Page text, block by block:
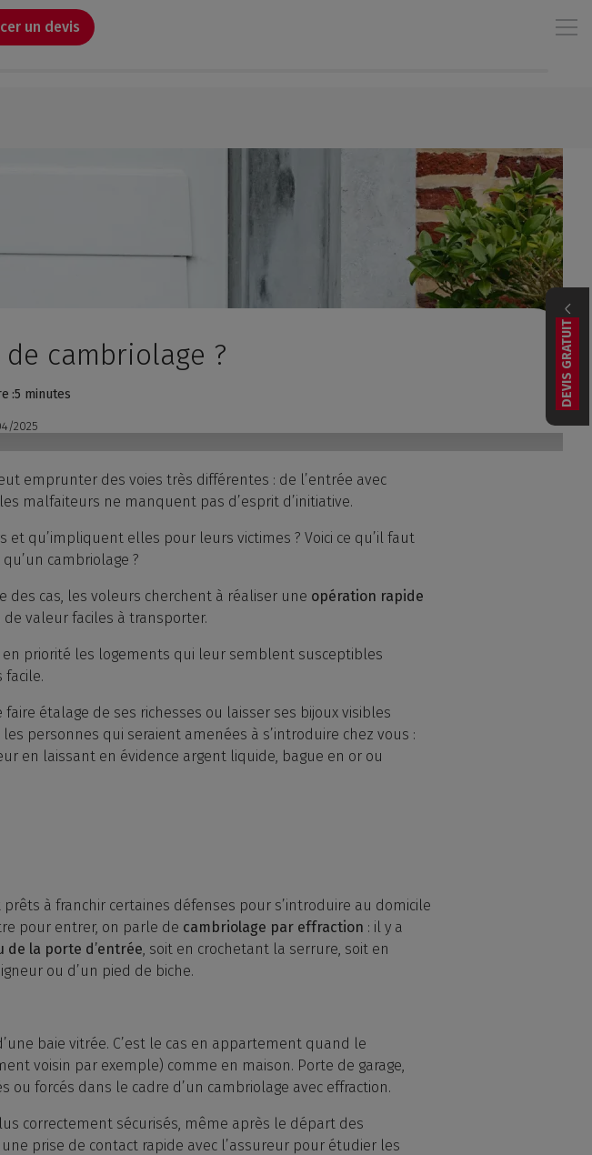
un devis
DEVIS GRATUIT
cambriolage ?
5 minutes
2025
emprunter des voies très différentes : de l’entrée avec
malfaiteurs ne manquent pas d’esprit d’initiative.
qu’impliquent elles pour leurs victimes ? Voici ce qu’il faut
cambriolage ?
des cas, les voleurs cherchent à réaliser une opération rapide
valeur faciles à transporter.
priorité les logements qui leur semblent susceptibles
facile.
étalage de ses richesses ou laisser ses bijoux visibles
personnes qui seraient amenées à s’introduire chez vous :
en laissant en évidence argent liquide, bague en or ou
à franchir certaines défenses pour s’introduire au domicile
pour entrer, on parle de cambriolage par effraction : il y a
de la porte d’entrée, soit en crochetant la serrure, soit en
ou d’un pied de biche.
baie vitrée. C’est le cas en appartement quand le
voisin par exemple) comme en maison. Porte de garage,
forcés dans le cadre d’un cambriolage avec effraction.
correctement sécurisés, même après le départ des
prise de contact rapide avec l’assureur pour étudier les